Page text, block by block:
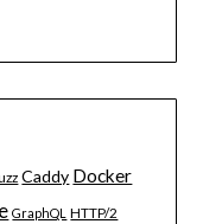
Caddy Docker
GraphQL HTTP/2